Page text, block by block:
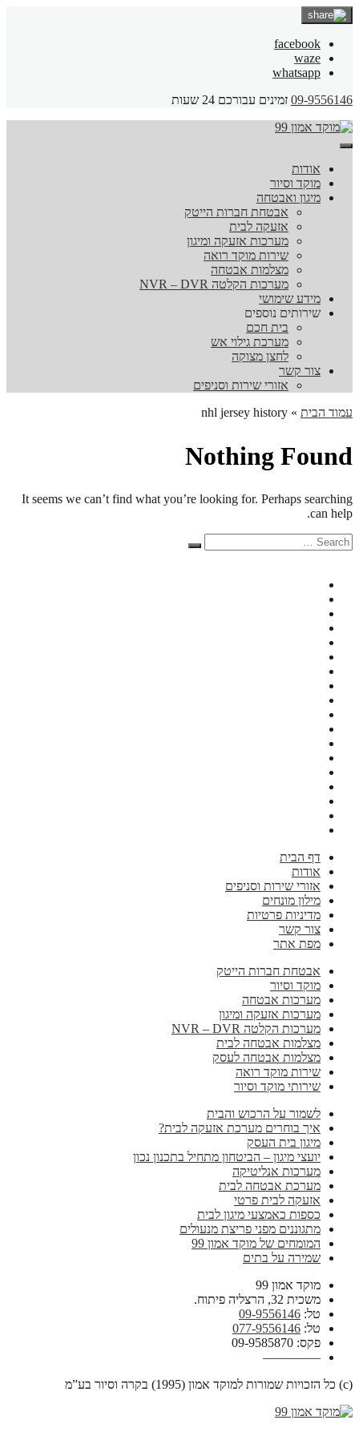
facebook
waze
whatsapp
09-9556146 זמינים עבורכם 24 שעות
אודות
מוקד וסיור
מיגון ואבטחה
אבטחת חברות הייטק
אזעקה לבית
מערכות אזעקה ומיגון
שירות מוקד רואה
מצלמות אבטחה
מערכות הקלטה NVR – DVR
מידע שימושי
שירותים נוספים
בית חכם
מערכת גילוי אש
לחצן מצוקה
צור קשר
אזורי שירות וסניפים
עמוד הבית »
nhl jersey history
Nothing Found
It seems we can’t find what you’re looking for. Perhaps searching
can help.
Search
for:
Search
דף הבית
אודות
אזורי שירות וסניפים
מילון מונחים
מדיניות פרטיות
צור קשר
מפת אתר
אבטחת חברות הייטק
מוקד וסיור
מערכות אבטחה
מערכות אזעקה ומיגון
מערכות הקלטה NVR – DVR
מצלמות אבטחה לבית
מצלמות אבטחה לעסק
שירות מוקד רואה
שירותי מוקד וסיור
לשמור על הרכוש והבית
איך בוחרים מערכת אזעקה לבית?
מיגון בית העסק
יועצי מיגון – הביטחון מתחיל בתכנון נכון
מערכות אנליטיקה
מערכת אבטחה לבית
אזעקה לבית פרטי
כספות כאמצעי מיגון לבית
מתגוננים מפני פריצת מנעולים
המומחים של מוקד אמון 99
שמירה על בתים
מוקד אמון 99
משכית 32, הרצליה פיתוח.
טל: 09-9556146
טל: 077-9556146
פקס: 09-9585870
————–
(c) כל הזכויות שמורות למוקד אמון (1995) בקרה וסיור בע”מ